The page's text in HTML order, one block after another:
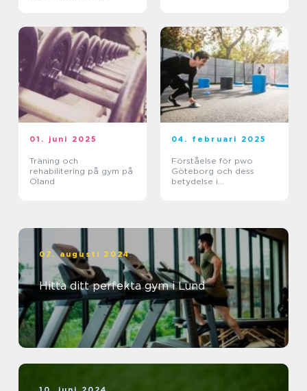
01. juni 2025
Träning och
rehabilitering på gym på
Öland
04. februari 2025
Förståelse för pwo
Göteborg och dess
betydelse i
07. augusti 2024
Hitta ditt perfekta gym i Lund